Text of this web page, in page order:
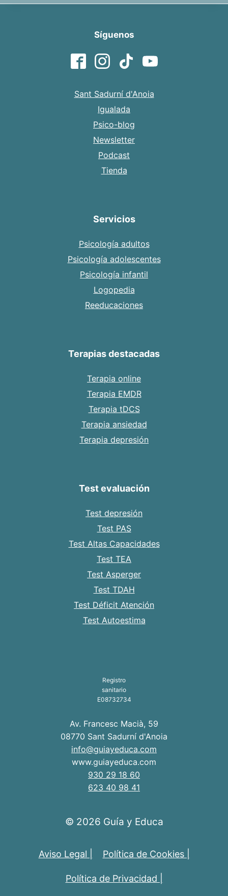
Síguenos
Sant Sadurní d'Anoia
Igualada
Psico-blog
Newsletter
Podcast
Tienda
Servicios
Psicología adultos
Psicología adolescentes
Psicología infantil
Logopedia
Reeducaciones
Terapias destacadas
Terapia online
Terapia EMDR
Terapia tDCS
Terapia ansiedad
Terapia depresión
Test evaluación
Test depresión
Test PAS
Test Altas Capacidades
Test TEA
Test Asperger
Test TDAH
Test Déficit Atención
Test Autoestima
Registro
sanitario
E08732734
Av. Francesc Macià, 59
08770 Sant Sadurní d'Anoia
info@guiayeduca.com
www.guiayeduca.com
930 29 18 60
623 40 98 41
© 2026 Guía y Educa
Aviso Legal | Política de Cookies |
Política de Privacidad |